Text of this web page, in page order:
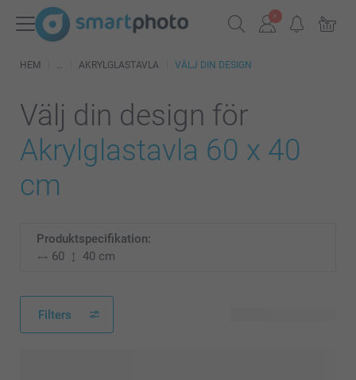
HEM AKRYLGLASTAVLA VÄLJ DIN DESIGN
Välj din design för
Akrylglastavla 60 x 40
cm
Produktspecifikation:
60
40 cm
Filters